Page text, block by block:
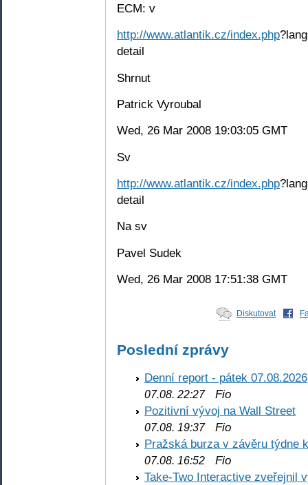
ECM: v
http://www.atlantik.cz/index.php
detail
Shrnut
Patrick Vyroubal
Wed, 26 Mar 2008 19:03:05 GMT
Sv
http://www.atlantik.cz/index.php
detail
Na sv
Pavel Sudek
Wed, 26 Mar 2008 17:51:38 GMT
Diskutovat
Poslední zprávy
Denní report - pátek 07.08.2026
07.08. 22:27Fio
Pozitivní vývoj na Wall Street
07.08. 19:37Fio
Pražská burza v závěru týdne
07.08. 16:52 Fio
Take-Two Interactive zveřejnil